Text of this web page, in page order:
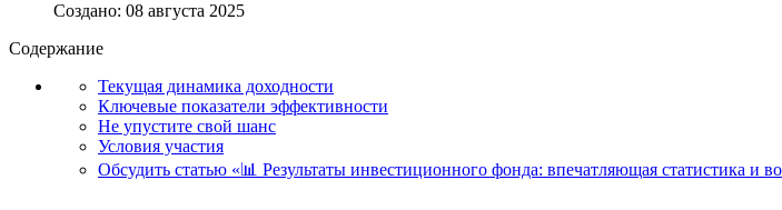
Создано: 08 августа 2025
Содержание
Текущая динамика доходности
Ключевые показатели эффективности
Не упустите свой шанс
Условия участия
Обсудить статью «📊 Результаты инвестиционного фонда: впечатляющая статистика и